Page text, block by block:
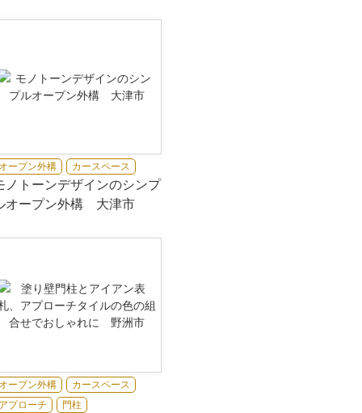
オープン外構 カースペース
ノトーンデザインのシンプ
オープン外構 大津市
オープン外構
カースペース
アプローチ
門柱